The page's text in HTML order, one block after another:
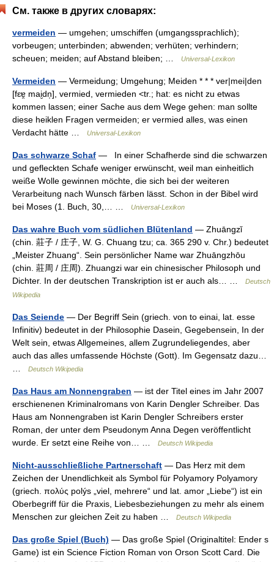
См. также в других словарях:
vermeiden — umgehen; umschiffen (umgangssprachlich);
vorbeugen; unterbinden; abwenden; verhüten; verhindern;
scheuen; meiden; auf Abstand bleiben; …
Universal-Lexikon
Vermeiden — Vermeidung; Umgehung; Meiden * * * ver|mei|den
[fɛɐ̯ mai̮dn̩], vermied, vermieden <tr.; hat: es nicht zu etwas
kommen lassen; einer Sache aus dem Wege gehen: man sollte
diese heiklen Fragen vermeiden; er vermied alles, was einen
Verdacht hätte …
Universal-Lexikon
Das schwarze Schaf — In einer Schafherde sind die schwarzen
und gefleckten Schafe weniger erwünscht, weil man einheitlich
weiße Wolle gewinnen möchte, die sich bei der weiteren
Verarbeitung nach Wunsch färben lässt. Schon in der Bibel wird
bei Moses (1. Buch, 30,… …
Universal-Lexikon
Das wahre Buch vom südlichen Blütenland — Zhuāngzǐ
(chin. 莊子 / 庄子, W. G. Chuang tzu; ca. 365 290 v. Chr.) bedeutet
„Meister Zhuang“. Sein persönlicher Name war Zhuāngzhōu
(chin. 莊周 / 庄周). Zhuangzi war ein chinesischer Philosoph und
Dichter. In der deutschen Transkription ist er auch als… …
Deutsch
Wikipedia
Das Seiende — Der Begriff Sein (griech. von to einai, lat. esse
Infinitiv) bedeutet in der Philosophie Dasein, Gegebensein, In der
Welt sein, etwas Allgemeines, allem Zugrundeliegendes, aber
auch das alles umfassende Höchste (Gott). Im Gegensatz dazu…
Deutsch Wikipedia
Das Haus am Nonnengraben — ist der Titel eines im Jahr 2007
erschienenen Kriminalromans von Karin Dengler Schreiber. Das
Haus am Nonnengraben ist Karin Dengler Schreibers erster
Roman, der unter dem Pseudonym Anna Degen veröffentlicht
wurde. Er setzt eine Reihe von… …
Deutsch Wikipedia
Nicht-ausschließliche Partnerschaft — Das Herz mit dem
Zeichen der Unendlichkeit als Symbol für Polyamory Polyamory
(griech. πολύς polýs „viel, mehrere“ und lat. amor „Liebe“) ist ein
Oberbegriff für die Praxis, Liebesbeziehungen zu mehr als einem
Menschen zur gleichen Zeit zu haben …
Deutsch Wikipedia
Das große Spiel (Buch) — Das große Spiel (Originaltitel: Ender s
Game) ist ein Science Fiction Roman von Orson Scott Card. Die